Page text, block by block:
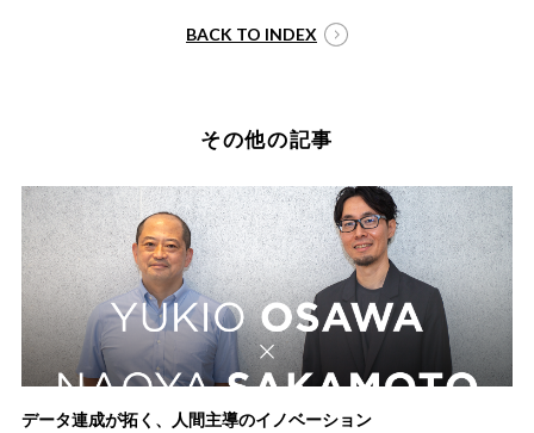
BACK TO INDEX
その他の記事
データ連成が拓く、人間主導のイノベーション